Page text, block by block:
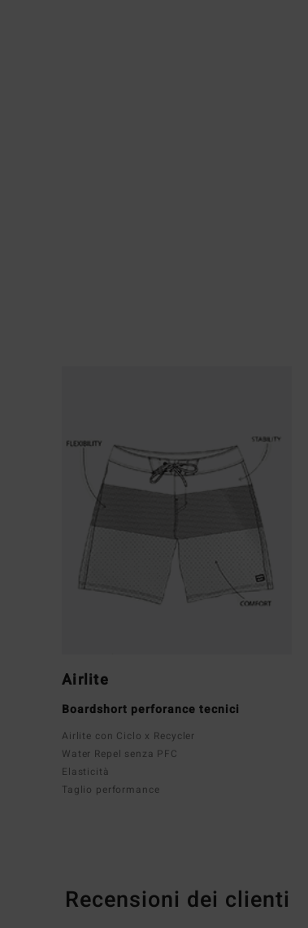
Airlite
Boardshort perforance tecnici
Airlite con Ciclo x Recycler
Water Repel senza PFC
Elasticità
Taglio performance
Recensioni dei clienti